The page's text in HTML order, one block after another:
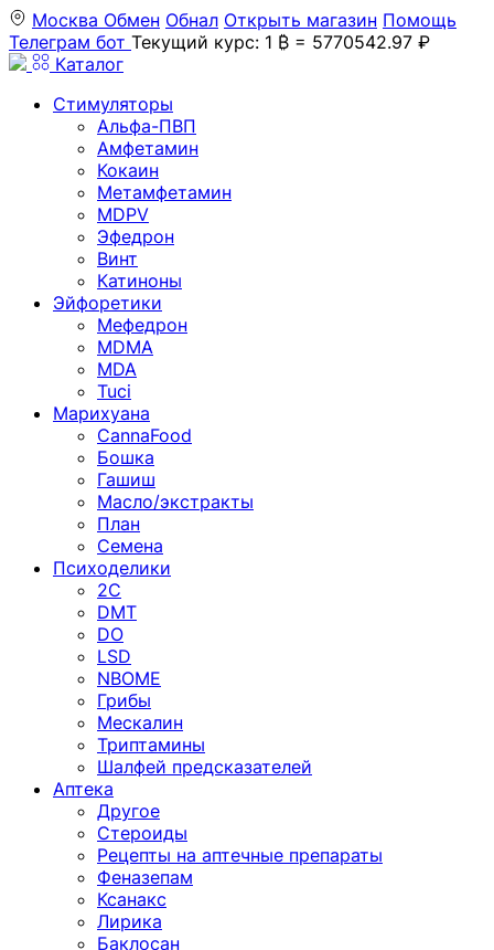
Москва Обмен Обнал Открыть магазин Помощь
Телеграм бот Текущий курс: 1 ₿ = 5770542.97 ₽
Каталог
Стимуляторы
Альфа-ПВП
Амфетамин
Кокаин
Метамфетамин
MDPV
Эфедрон
Винт
Катиноны
Эйфоретики
Мефедрон
MDMA
MDA
Tuci
Марихуана
CannaFood
Бошка
Гашиш
Масло/экстракты
План
Семена
Психоделики
2C
DMT
DO
LSD
NBOME
Грибы
Мескалин
Триптамины
Шалфей предсказателей
Аптека
Другое
Стероиды
Рецепты на аптечные препараты
Феназепам
Ксанакс
Лирика
Баклосан